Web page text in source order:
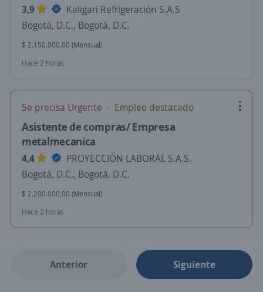
3,9
Kaligari Refrigeración S.A.S
Bogotá, D.C., Bogotá, D.C.
$ 2.150.000,00 (Mensual)
Hace 2 horas
Se precisa Urgente Empleo destacado
Asistente de compras/ Empresa
metalmecanica
4,4
PROYECCIÓN LABORAL S.A.S.
Bogotá, D.C., Bogotá, D.C.
$ 2.200.000,00 (Mensual)
Hace 2 horas
Anterior Siguiente